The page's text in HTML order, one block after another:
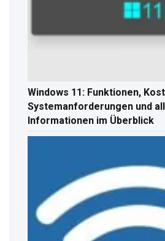
Windows 11: Funktionen,
Systemanforderungen und
Informationen im Überblick